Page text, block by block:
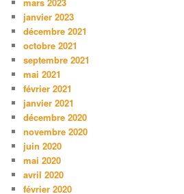
janvier 2023
décembre 2021
octobre 2021
septembre 2021
mai 2021
février 2021
janvier 2021
décembre 2020
novembre 2020
juin 2020
mai 2020
avril 2020
février 2020